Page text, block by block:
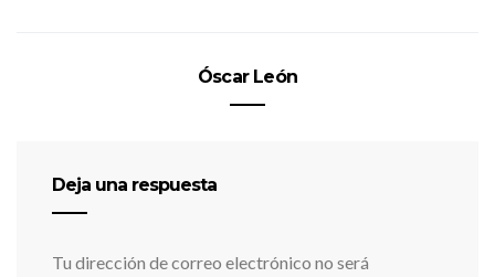
Óscar León
Deja una respuesta
Tu dirección de correo electrónico no será